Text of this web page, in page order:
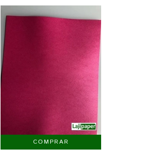
COMPRAR